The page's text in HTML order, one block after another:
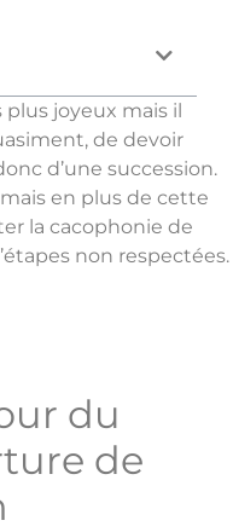
plus joyeux mais il
de devoir
d’une succession.
en plus de cette
la cacophonie de
non respectées.
du
de